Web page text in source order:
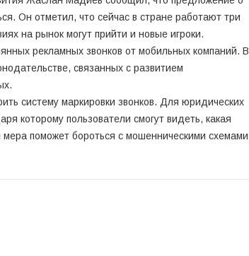
Он отметил, что сейчас в стране работают три
на рынок могут прийти и новые игроки.
рекламных звонков от мобильных компаний. В
связанных с развитием
систему маркировки звонков. Для юридических
которому пользователи смогут видеть, какая
поможет бороться с мошенническими схемами